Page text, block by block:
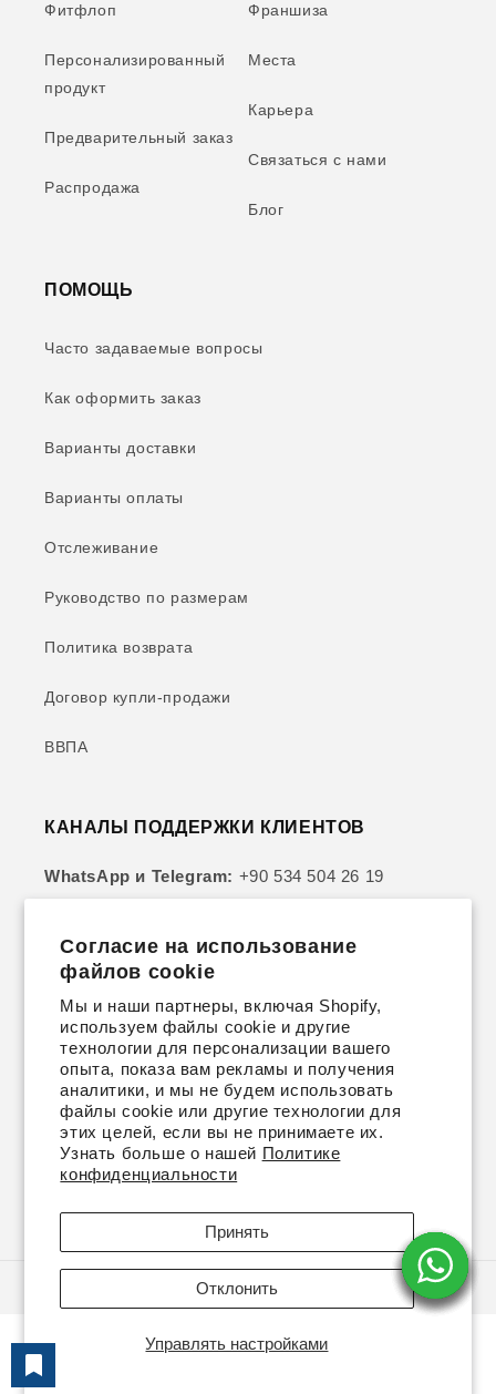
Согласие на использование
файлов cookie
Мы и наши партнеры, включая Shopify,
используем файлы cookie и другие
технологии для персонализации вашего
опыта, показа вам рекламы и получения
аналитики, и мы не будем использовать
файлы cookie или другие технологии для
этих целей, если вы не принимаете их.
Узнать больше о нашей Политике
конфиденциальности
Управлять настройками
Принять
Отклонить
Фитфлоп
Персонализированный
продукт
Предварительный заказ
Распродажа
Франшиза
Места
Карьера
Связаться с нами
Блог
ПОМОЩЬ
Часто задаваемые вопросы
Как оформить заказ
Варианты доставки
Варианты оплаты
Отслеживание
Руководство по размерам
Политика возврата
Договор купли-продажи
ВВПА
КАНАЛЫ ПОДДЕРЖКИ КЛИЕНТОВ
WhatsApp и Telegram: +90 534 504 26 19
InstagramYouTubeTikTokТвиттерPinterest
ПОДПИШИТЕСЬ НА СКИДКИ И
ОБНОВЛЕНИЯ
Cabani Shoes | Wholesale На платформе Shopify